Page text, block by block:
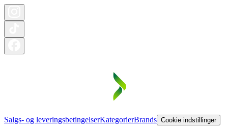
Salgs- og leveringsbetingelserKategorierBrands Cookie indstillinger